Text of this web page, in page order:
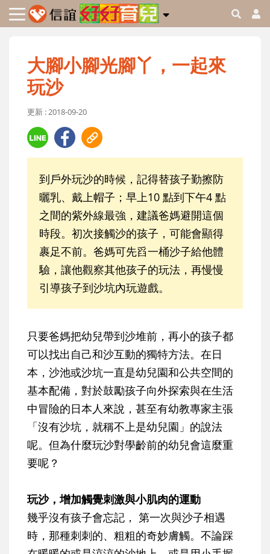
大腳小腳光腳丫，一起來
玩沙
更新 : 2018-09-20
到戶外玩沙的時候，記得替孩子勤擦防
曬乳、戴上帽子；早上10 點到下午4 點
之間的紫外線最強，建議爸媽避開這個
時段。初次接觸沙的孩子，可能會顯得
裹足不前。爸媽可先舀一桶沙子給他體
驗，讓他觀察其他孩子的玩法，再慢慢
引導孩子到沙坑內玩遊戲。
只要爸媽把幼兒帶到沙堆前，再小的孩子都
可以找出自己和沙互動的獨特方法。在日
本，沙池或沙坑一直是幼兒園和公共空間的
基本配備，對於鼓勵孩子向外探索與在生活
中冒險的日本人來說，甚至有幼教專家主張
「沒有沙坑，就稱不上是幼兒園」的說法
呢。但為什麼玩沙對學齡前的幼兒會這麼重
要呢？
玩沙，增加觸覺刺激與小肌肉的運動
幾乎沒有孩子會忘記， 第一次與沙子相遇
時，那種刺刺的、粗粗的奇妙膚觸。不論踩